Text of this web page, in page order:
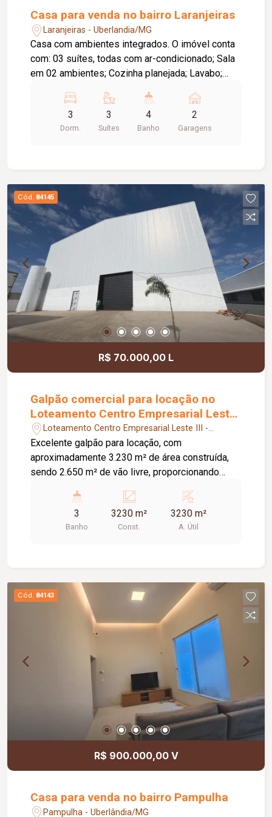
Casa para venda no bairro Laranjeiras
Laranjeiras - Uberlandia/MG
Casa com ambientes integrados. O imóvel conta
com: 03 suítes, todas com ar-condicionado; Sala
em 02 ambientes; Cozinha planejada; Lavabo;
condicionado; Piscina aquecida; Diferenciais:
Sistema de energia fotovoltaica com geração
aproximada de 900 kWh/mês; Sistema de
3
Dorm.
3
Suítes
4
Banho
2
Garagens
Cód. 84145
R$ 70.000,00 L
Galpão comercial para locação no
Loteamento Centro Empresarial Leste
III Loteamento Centro Empresarial Leste III -
Uberlândia/MG
Excelente galpão para locação, com
aproximadamente 3.230 m² de área construída,
sendo 2.650 m² de vão livre, proporcionando
industriais e de armazenagem. O imóvel conta
com pé-direito de 14 metros, piso em concreto
polido de alta resistência, reforçado com malha
acessibilidade, além de copa, oferecendo
infraestrutura completa para atender às
necessidades da sua empresa.
3
Banho
3230 m²
Const.
3230 m²
A. Útil
Cód. 84143
R$ 900.000,00 V
Casa para venda no bairro Pampulha
Pampulha - Uberlândia/MG